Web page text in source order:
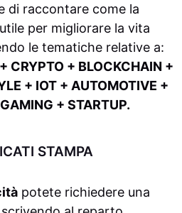
di raccontare come la
per migliorare la vita
le tematiche relative a:
CRYPTO + BLOCKCHAIN +
+ IOT + AUTOMOTIVE +
+ STARTUP.
STAMPA
potete richiedere una